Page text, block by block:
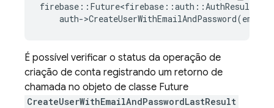
firebase :: Future<firebase ::auth ::AuthResult
auth->CreateUserWithEmailAndPassword(email
É possível verificar o status da operação de
criação de conta registrando um retorno de
chamada no objeto de classe Future
CreateUserWithEmailAndPasswordLastResult